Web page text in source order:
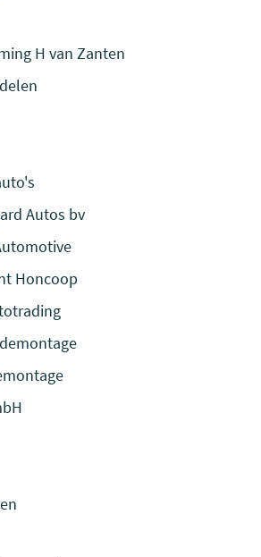
H van Zanten
Autos bv
Honcoop